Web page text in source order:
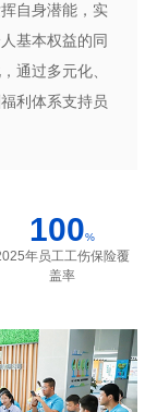
自身潜能，实
基本权益的同
通过多元化、
利体系支持员
100%
年员工工伤保险覆
盖率